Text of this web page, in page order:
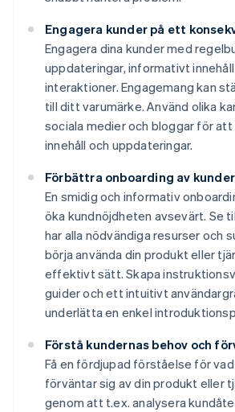
Engagera kunder på ett
Engagera dina kunder med
uppdateringar, informativt
interaktioner. Engagemang kan
till ditt varumärke. Använd olika
sociala medier och bloggar för
innehåll och uppdateringar.
Förbättra onboarding av kunder
En smidig och informativ
öka kundnöjdheten avsevärt. Se
har alla nödvändiga resurser och
börja använda din produkt eller
effektivt sätt. Skapa
guider och ett intuitivt
underlätta en enkel
Förstå kundernas behov och
Få en fördjupad förståelse för
förväntar sig av din produkt eller
genom att t.ex. analysera